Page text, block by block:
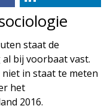
staat de
bij voorbaat vast.
in staat te meten
het
2016.